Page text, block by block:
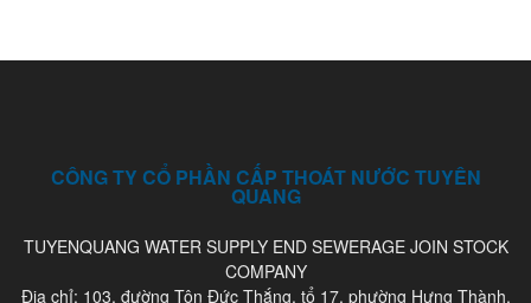
CÔNG TY CỔ PHẦN CẤP THOÁT NƯỚC TUYÊN
QUANG
TUYENQUANG WATER SUPPLY END SEWERAGE JOIN STOCK
COMPANY
Địa chỉ: 103, đường Tôn Đức Thắng, tổ 17, phường Hưng Thành,